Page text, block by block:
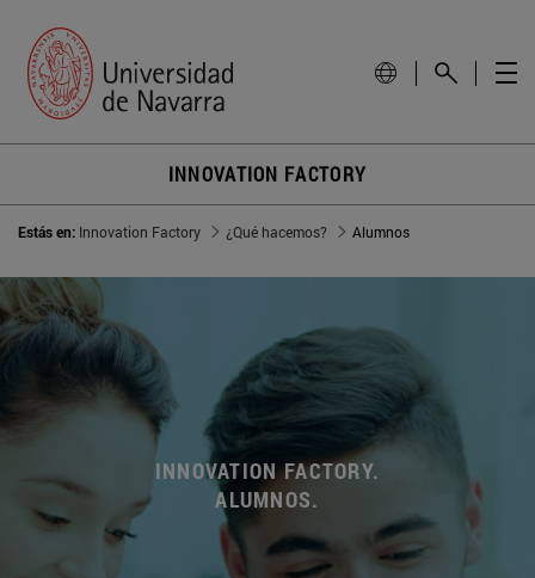
INNOVATION FACTORY
Estás en: Innovation Factory ¿Qué hacemos? Alumnos
INNOVATION FACTORY.
ALUMNOS.